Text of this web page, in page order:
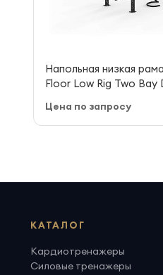
Напольная низкая
Floor Low Rig Two Bay
Цена по запросу
КАТАЛОГ
Кардиотренажеры
Силовые тренажеры